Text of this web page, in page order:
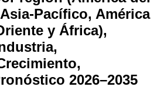
Pacífico, América
y África),
2026–2035